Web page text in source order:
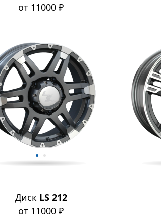
от 11000 ₽
Диск LS 212
от 11000 ₽